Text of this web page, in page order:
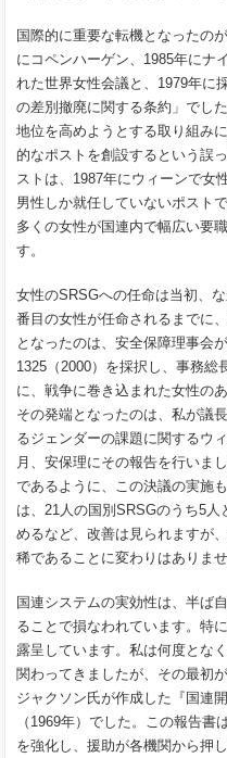
国際的に重要な転機となったの
にコペンハーゲン、1985年にナ
れた世界女性会議と、1979年に
の差別撤廃に関する条約」でし
地位を高めようとする取り組み
的なポストを創設するという誤
ストは、1987年にウィーンで女
男性しか就任していないポスト
多くの女性が国連内で幅広い要
す。
女性のSRSGへの任命は当初、
番目の女性が任命されるまでに
となったのは、安全保障理事会
1325（2000）を採択し、事務総
に、戦争に巻き込まれた女性の
その発端となったのは、私が議
るジェンダーの課題に関するウ
月、安保理にその報告を行いま
であるように、この決議の実施
は、21人の国別SRSGのうち5
めるなど、改善は見られますが
稀であることに変わりはありませ
国連システムの実効性は、半ば
ることで損なわれています。特
露呈しています。私は何度とな
関わってきましたが、その最初
ジャクソン氏が作成した『国連
（1969年）でした。この報告
を強化し、援助が各機関から押